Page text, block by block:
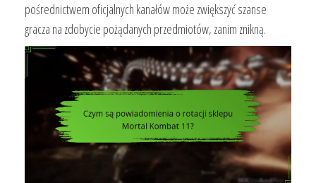
pośrednictwem oficjalnych kanałów może zwiększyć szanse
gracza na zdobycie pożądanych przedmiotów, zanim znikną.